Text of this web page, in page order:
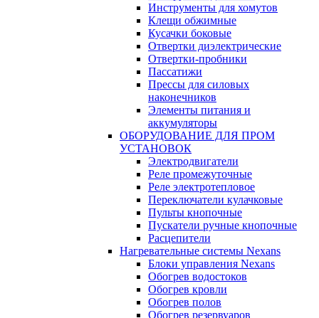
Инструменты для хомутов
Клещи обжимные
Кусачки боковые
Отвертки диэлектрические
Отвертки-пробники
Пассатижи
Прессы для силовых
наконечников
Элементы питания и
аккумуляторы
ОБОРУДОВАНИЕ ДЛЯ ПРОМ
УСТАНОВОК
Электродвигатели
Реле промежуточные
Реле электротепловое
Переключатели кулачковые
Пульты кнопочные
Пускатели ручные кнопочные
Расцепители
Нагревательные системы Nexans
Блоки управления Nexans
Обогрев водостоков
Обогрев кровли
Обогрев полов
Обогрев резервуаров